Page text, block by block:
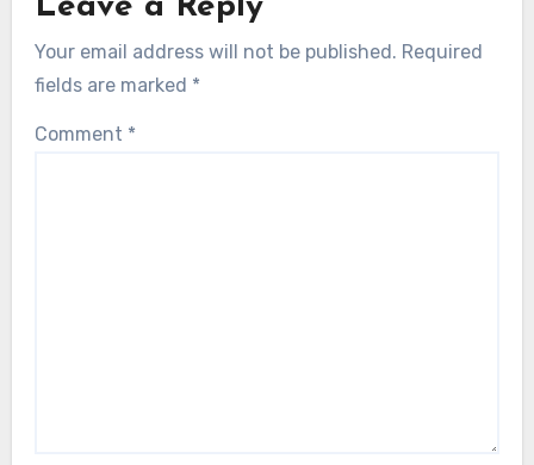
Leave a Reply
Your email address will not be published. Required
fields are marked *
Comment *